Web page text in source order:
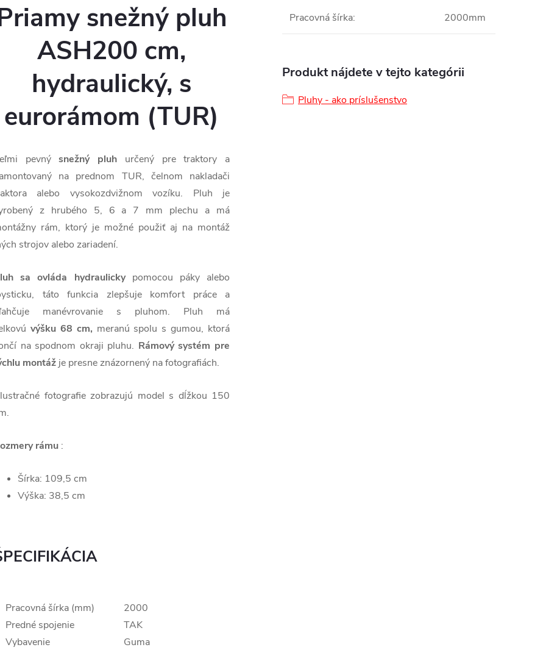
snežný pluh
ASH200 cm,
hydraulický, s
eurorámom (TUR)
pevný snežný pluh
určený pre traktory a
na prednom TUR, čelnom nakladači
alebo vysokozdvižnom vozíku. Pluh je
z hrubého 5, 6 a 7 mm plechu a má
rám, ktorý je možné použiť aj na montáž
strojov alebo zariadení.
sa ovláda hydraulicky pomocou páky alebo
táto funkcia zlepšuje komfort práce a
manévrovanie s pluhom. Pluh má
výšku 68 cm, meranú spolu s gumou, ktorá
na spodnom okraji pluhu. Rámový systém pre
montáž je presne znázornený na fotografiách.
fotografie zobrazujú model s dĺžkou 150
rámu :
Šírka: 109,5 cm
Výška: 38,5 cm
Pracovná šírka (mm)
2000
Predné spojenie
TAK
Vybavenie
Guma
Pracovná šírka: 2000mm
Produkt nájdete v tejto kategórii
Pluhy - ako príslušenstvo